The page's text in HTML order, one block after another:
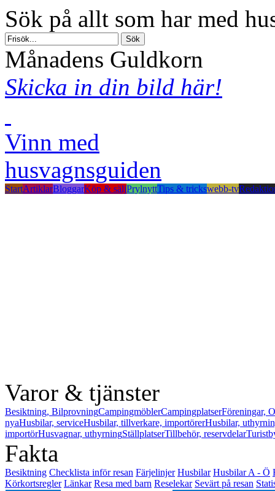
Sök på allt som har med
Månadens Guldkorn
Skicka in din bild här!
Vinn med
husvagnsguiden
StartArtiklarBloggarKöp & säljPrylnyttTips & trickswebb-tv
Varor & tjänster
Besiktning, BilprovningCampingmöblerCampingplatserFöreningar,
nyaHusbilar, serviceHusbilar, tillverkare, importörerHusbilar,
importörHusvagnar, uthyrningStällplatserTillbehör, reservdelar
Fakta
Besiktning Checklista inför resan Färjelinjer Husbilar Husbilar A - Ö
Körkortsregler Länkar Resa med barn Reselekar Sevärt på resan